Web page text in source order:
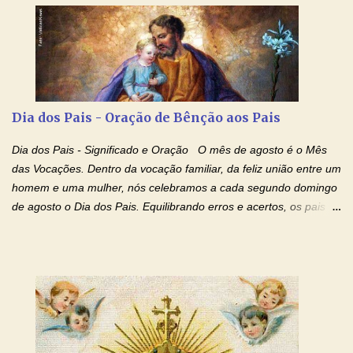
esta abençoada semana de orações no programa de rádio
Momento de Fé, vamos juntos formar uma forte corrente de
orações com o Padre Marcelo. Não desista do milagre, da cura;
tenha fé, creia firmemente e ore incessantemente até que o
Kairós aconteça em sua vida. Fique no Amor Ágape de Jesus e
no Amor Materno de Nossa Senhora. Adriana-Devoção e Fé
Mensagem do Padre Marcelo Rossi por E-mail: Amados!! Nesta
quarta feira, vamos orar pelas pessoas que sofrem com as
doenças do coração, NO SAGRADO CORAÇÃO DE JESUS E NO
IMACULADO CORAÇÃO DE MAR...
Dia dos Pais - Oração de Bênção aos Pais
Dia dos Pais - Significado e Oração O mês de agosto é o Mês
das Vocações. Dentro da vocação familiar, da feliz união entre um
homem e uma mulher, nós celebramos a cada segundo domingo
de agosto o Dia dos Pais. Equilibrando erros e acertos, os pais
conforto, boa alimentação, educação de qualidade. E, em geral,
procuram orientá-los para que enfrentem o mundo, com suas
alegrias, com seus dissabores. Acompanham-nos em suas
vitórias, em seus fracassos, em suas lutas. É claro que há